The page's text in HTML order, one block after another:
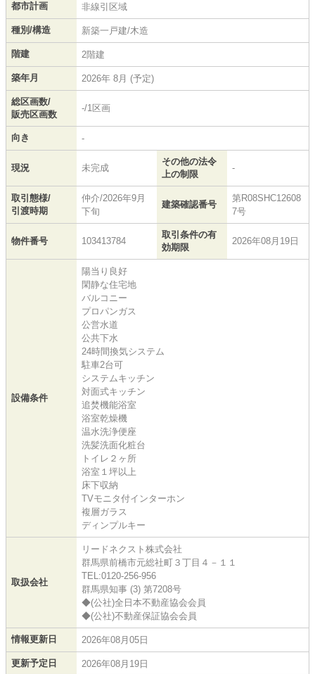
都市計画 非線引区域
種別/構造 新築一戸建/木造
階建 2階建
築年月 2026年 8月 (予定)
総区画数/
販売区画数
-/1区画
向き -
現況 未完成
その他の法令
上の制限
-
取引態様/
引渡時期
仲介/2026年9月
下旬
建築確認番号
第R08SHC12608
7号
物件番号 103413784
取引条件の有
効期限
2026年08月19日
設備条件
陽当り良好
閑静な住宅地
バルコニー
プロパンガス
公営水道
公共下水
24時間換気システム
駐車2台可
システムキッチン
対面式キッチン
追焚機能浴室
浴室乾燥機
温水洗浄便座
洗髪洗面化粧台
トイレ２ヶ所
浴室１坪以上
床下収納
TVモニタ付インターホン
複層ガラス
ディンプルキー
取扱会社
リードネクスト株式会社
群馬県前橋市元総社町３丁目４－１１
TEL:0120-256-956
群馬県知事 (3) 第7208号
◆(公社)全日本不動産協会会員
◆(公社)不動産保証協会会員
情報更新日 2026年08月05日
更新予定日 2026年08月19日